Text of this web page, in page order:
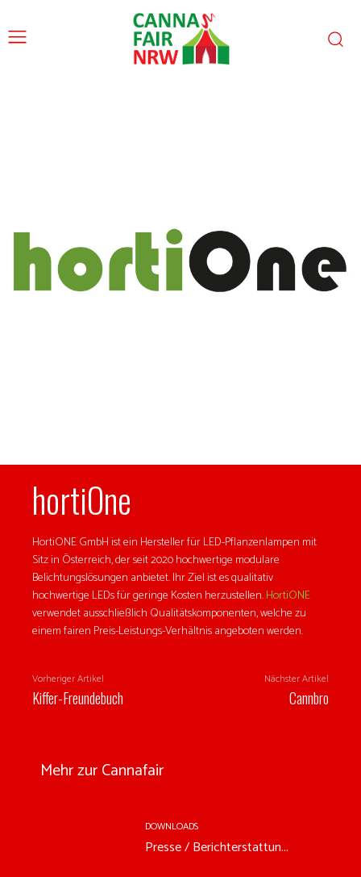
hortiOne
HortiONE GmbH ist ein Hersteller für LED-Pflanzenlampen mit
Sitz in Österreich, der seit 2020 hochwertige modulare
Belichtungslösungen anbietet. Ihr Ziel ist es qualitativ
hochwertige LEDs für geringe Kosten herzustellen.HortiONE
verwendet ausschließlich Qualitätskomponenten, welche zu
einem fairen Preis-Leistungs-Verhältnis angeboten werden.
Vorheriger Artikel
Kiffer-Freundebuch
Nächster Artikel
Cannbro
Mehr zur Cannafair
DOWNLOADS
Presse / Berichterstattun...